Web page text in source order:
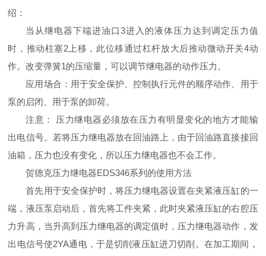
绍：
当从继电器下端进油口3进入的液体压力达到调定压力值
时，推动柱塞2上移，此位移通过杠杆放大后推动微动开关4动
作。改变弹簧1的压缩量，可以调节继电器的动作压力。
应用场合：用于安全保护、控制执行元件的顺序动作、用于
泵的启闭、用于泵的卸荷。
注意： 压力继电器必须放在压力有明显变化的地方才能输
出电信号。若将压力继电器放在回油路上，由于回油路直接接回
油箱，压力也没有变化，所以压力继电器也不会工作。
贺德克压力继电器EDS346系列的使用方法
首先用于安全保护时，将压力继电器设置在夹紧液压缸的一
端，液压泵启动后，首先将工件夹紧，此时夹紧液压缸的右腔压
力升高，当升高到压力继电器的调定值时，压力继电器动作，发
出电信号使2YA通电，于是切削液压缸进刀切削。在加工期间，